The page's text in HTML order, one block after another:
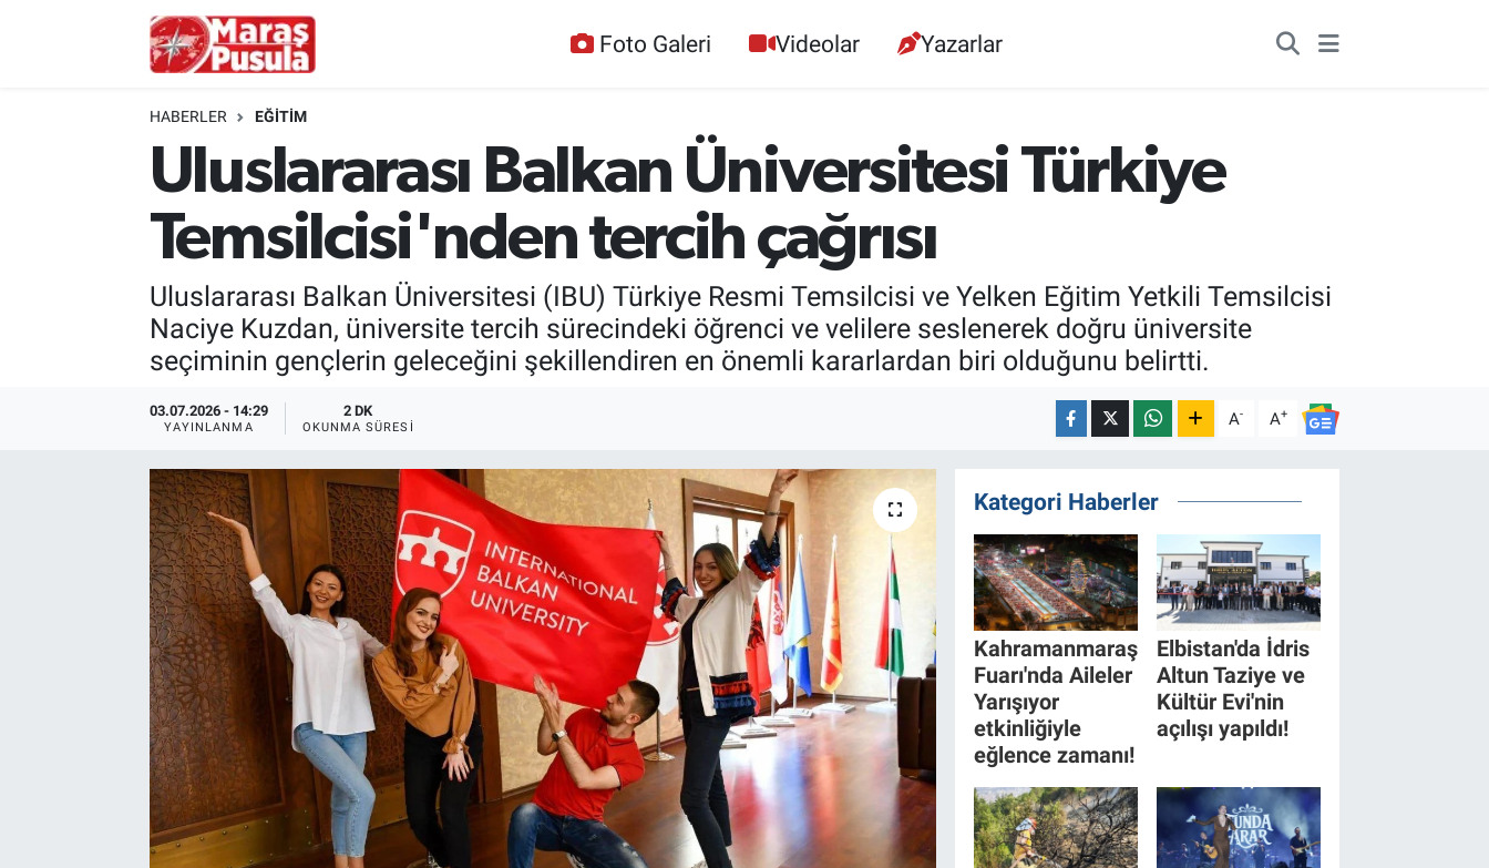
Foto Galeri Videolar Yazarlar
HABERLER EĞİTİM
Uluslararası Balkan Üniversitesi Türkiye
Temsilcisi'nden tercih çağrısı
Uluslararası Balkan Üniversitesi (IBU) Türkiye Resmi Temsilcisi ve Yelken Eğitim Yetkili Temsilcisi
Naciye Kuzdan, üniversite tercih sürecindeki öğrenci ve velilere seslenerek doğru üniversite
seçiminin gençlerin geleceğini şekillendiren en önemli kararlardan biri olduğunu belirtti.
03.07.2026 - 14:29
YAYINLANMA
2 DK
OKUNMA SÜRESI A- A+
Kategori Haberler
Kahramanmaraş
Fuarı'nda Aileler
Yarışıyor
etkinliğiyle
eğlence zamanı!
Elbistan'da İdris
Altun Taziye ve
Kültür Evi'nin
açılışı yapıldı!
Kültür Sanat
TEKNOLOJİ
Bilim, Teknoloji
İstanbul Hava Durumu
İstanbul Namaz Vakitleri
İstanbul Trafik Yoğunluk Haritası
Süper Lig Puan Durumu ve Fikstür
Tüm Manşetler
Son Dakika Haberleri
Haber Arşivi